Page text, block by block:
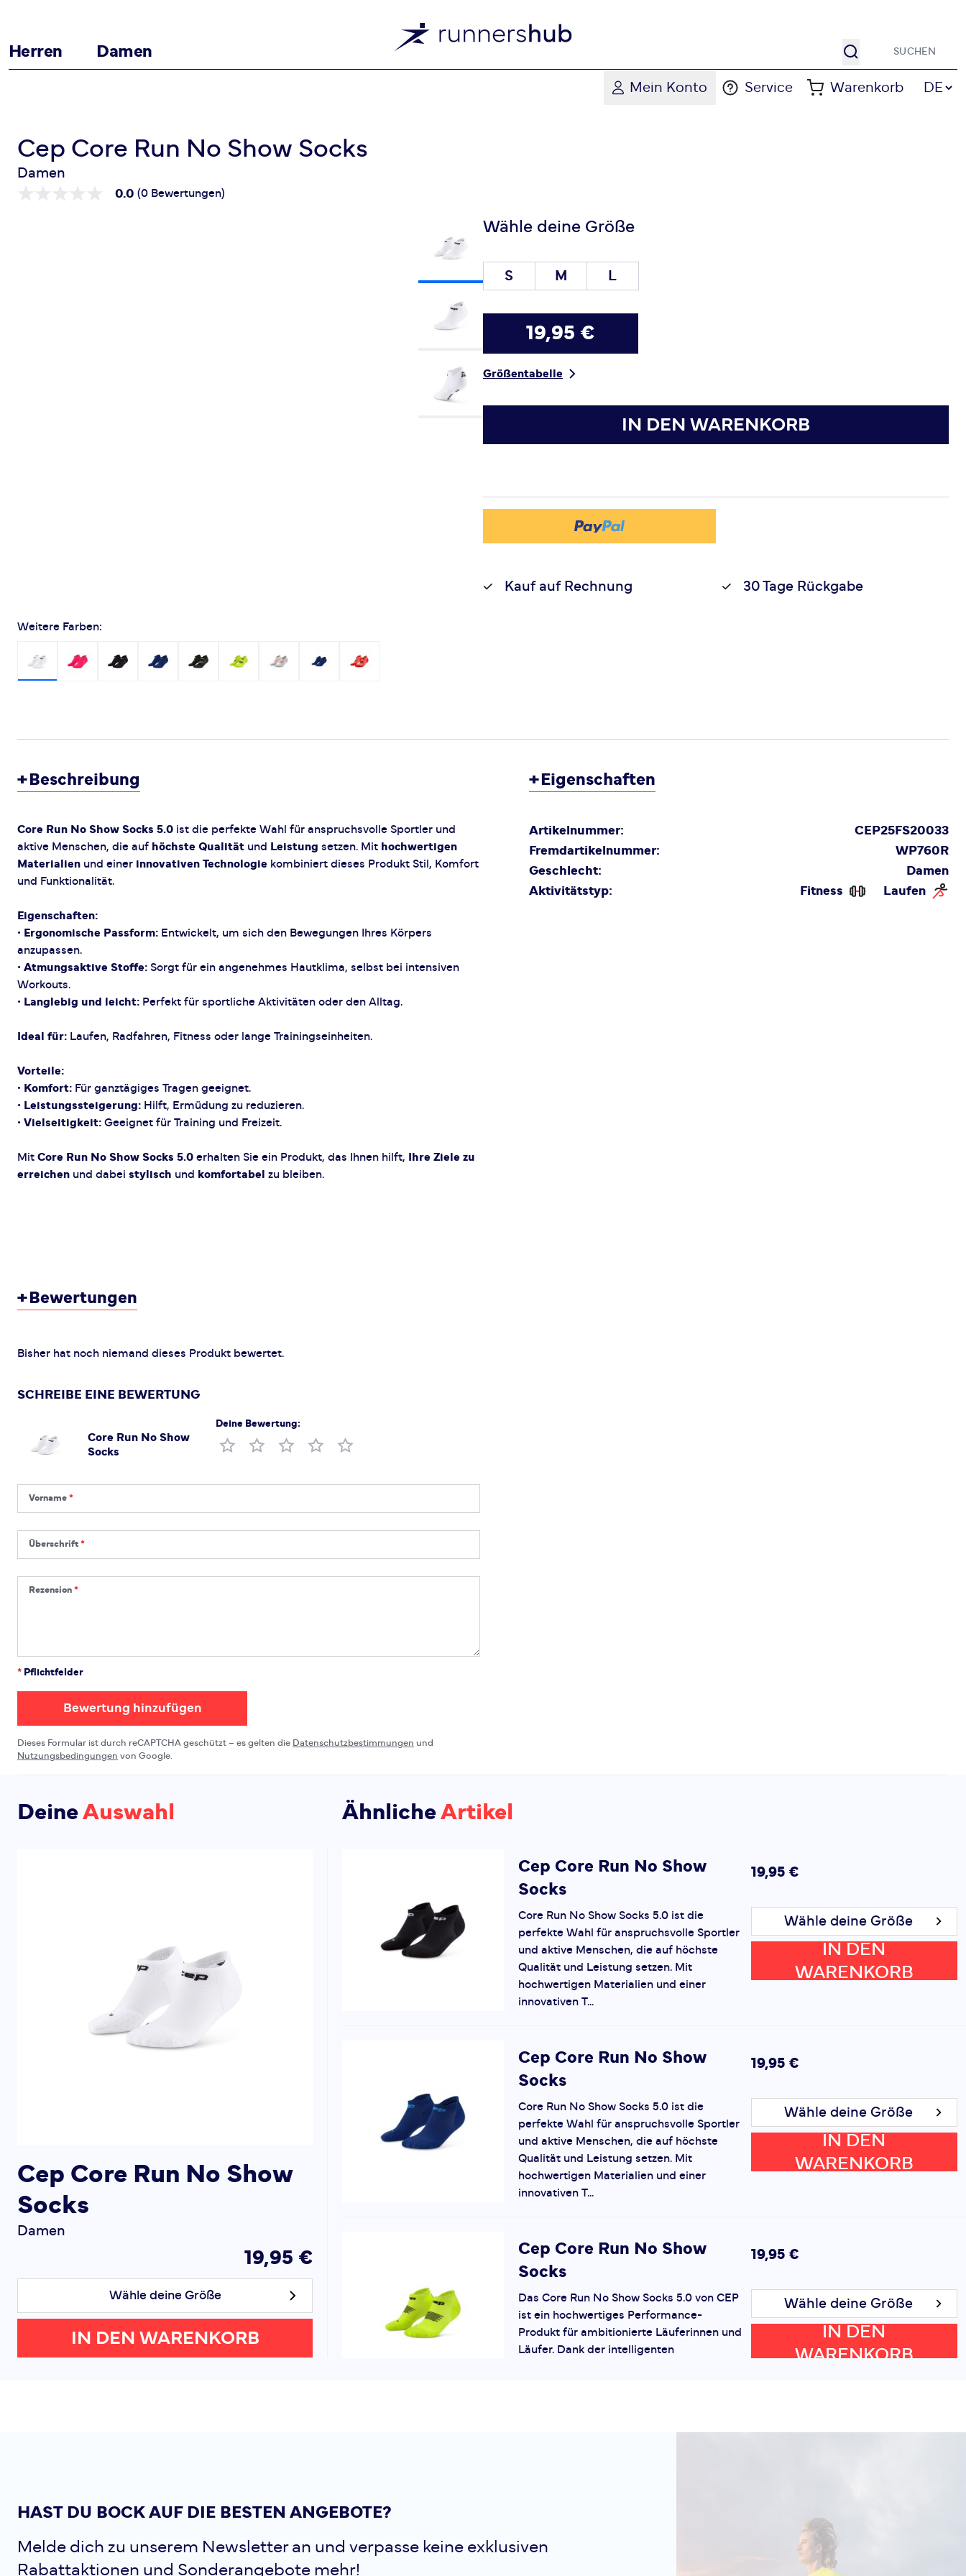
Herren Damen Suche
Mein Konto Service Warenkorb Sprache
DE
Core Run No Show Socks
Cep Core Run No Show Socks
Damen
0.0 (0 Bewertungen)
Weitere Farben:
Wähle deine Größe
S M L
19,95 €
Größentabelle
IN DEN WARENKORB
Kauf auf Rechnung 30 Tage Rückgabe
+ Beschreibung
Core Run No Show Socks 5.0 ist die perfekte Wahl für anspruchsvolle Sportler und
aktive Menschen, die auf höchste Qualität und Leistung setzen. Mit hochwertigen
Materialien und einer innovativen Technologie kombiniert dieses Produkt Stil, Komfort
und Funktionalität.
Eigenschaften:
• Ergonomische Passform: Entwickelt, um sich den Bewegungen Ihres Körpers
anzupassen.
• Atmungsaktive Stoffe: Sorgt für ein angenehmes Hautklima, selbst bei intensiven
Workouts.
• Langlebig und leicht: Perfekt für sportliche Aktivitäten oder den Alltag.
Ideal für: Laufen, Radfahren, Fitness oder lange Trainingseinheiten.
Vorteile:
• Komfort: Für ganztägiges Tragen geeignet.
• Leistungssteigerung: Hilft, Ermüdung zu reduzieren.
• Vielseitigkeit: Geeignet für Training und Freizeit.
Mit Core Run No Show Socks 5.0 erhalten Sie ein Produkt, das Ihnen hilft,
Ihre Ziele zu
erreichen und dabei stylisch und komfortabel zu bleiben.
+ Eigenschaften
Artikelnummer:
CEP25FS20033
Fremdartikelnummer:
WP760R
Geschlecht:
Damen
Aktivitätstyp:
Fitness Laufen
+ Bewertungen
Bisher hat noch niemand dieses Produkt bewertet.
SCHREIBE EINE BEWERTUNG
Core Run No Show
Socks
Deine Bewertung:
Produktbewertung
Vorname
Vorname
Überschrift
Überschrift
Rezension
Rezension
* Pflichtfelder
Bewertung hinzufügen
Dieses Formular ist durch reCAPTCHA geschützt – es gelten die Datenschutzbestimmungen und
Nutzungsbedingungen von Google.
DeineAuswahl
Cep Core Run No Show
Socks
Damen
19,95 €
Wähle deine Größe
IN DEN WARENKORB
ÄhnlicheArtikel
Cep Core Run No Show
Socks
19,95 €
Core Run No Show Socks 5.0 ist die
perfekte Wahl für anspruchsvolle Sportler
und aktive Menschen, die auf höchste
Qualität und Leistung setzen. Mit
hochwertigen Materialien und einer
innovativen T...
Wähle deine Größe
IN DEN
WARENKORB
Cep Core Run No Show
Socks
19,95 €
Core Run No Show Socks 5.0 ist die
perfekte Wahl für anspruchsvolle Sportler
und aktive Menschen, die auf höchste
Qualität und Leistung setzen. Mit
hochwertigen Materialien und einer
innovativen T...
Wähle deine Größe
IN DEN
WARENKORB
Cep Core Run No Show
Socks
19,95 €
Das Core Run No Show Socks 5.0 von CEP
ist ein hochwertiges Performance-
Produkt für ambitionierte Läuferinnen und
Läufer. Dank der intelligenten
Wähle deine Größe
IN DEN
WARENKORB
Qualität und Leistung setzen. Mit
IN DEN
WARENKORB
HAST DU BOCK AUF DIE BESTEN ANGEBOTE?
Melde dich zu unserem Newsletter an und verpasse keine exklusiven
Rabattaktionen und Sonderangebote mehr!